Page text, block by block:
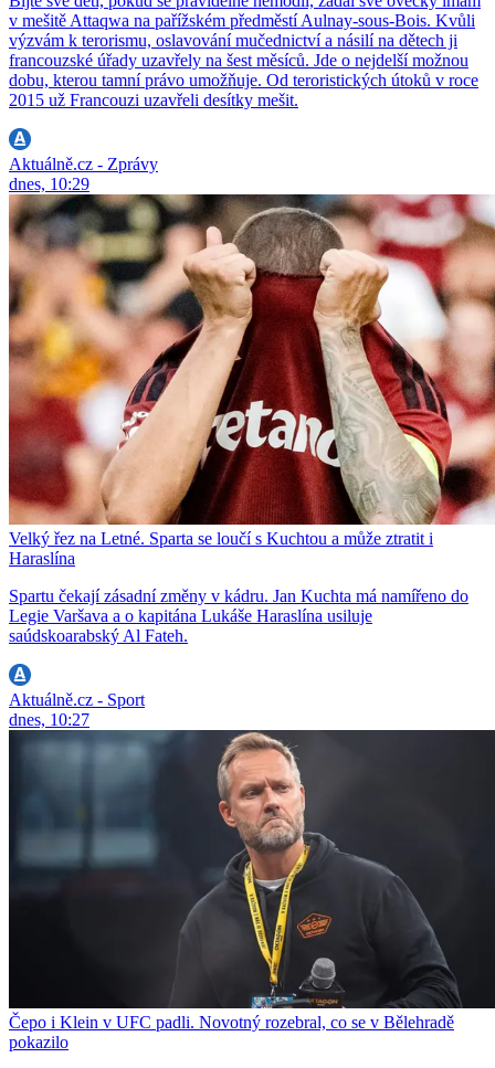
v mešitě Attaqwa na pařížském předměstí Aulnay-sous-Bois. Kvůli
výzvám k terorismu, oslavování mučednictví a násilí na dětech ji
francouzské úřady uzavřely na šest měsíců. Jde o nejdelší možnou
dobu, kterou tamní právo umožňuje. Od teroristických útoků v roce
2015 už Francouzi uzavřeli desítky mešit.
Aktuálně.cz - Zprávy
dnes, 10:29
Velký řez na Letné. Sparta se loučí s Kuchtou a může ztratit i
Haraslína
Spartu čekají zásadní změny v kádru. Jan Kuchta má namířeno do
Legie Varšava a o kapitána Lukáše Haraslína usiluje
saúdskoarabský Al Fateh.
Aktuálně.cz - Sport
dnes, 10:27
Čepo i Klein v UFC padli. Novotný rozebral, co se v Bělehradě
pokazilo